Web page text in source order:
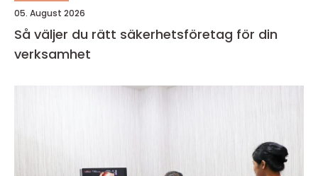
05. August 2026
Så väljer du rätt säkerhetsföretag för din
verksamhet